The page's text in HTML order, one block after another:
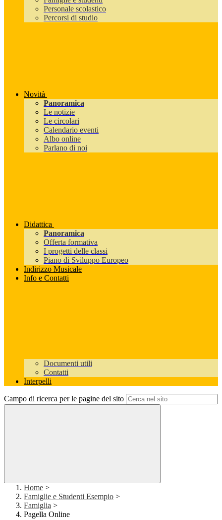
Personale scolastico
Percorsi di studio
Novità
Panoramica
Le notizie
Le circolari
Calendario eventi
Albo online
Parlano di noi
Didattica
Panoramica
Offerta formativa
I progetti delle classi
Piano di Sviluppo Europeo
Indirizzo Musicale
Info e Contatti
Documenti utili
Contatti
Interpelli
Campo di ricerca per le pagine del sito
Home >
Famiglie e Studenti Esempio >
Famiglia >
Pagella Online